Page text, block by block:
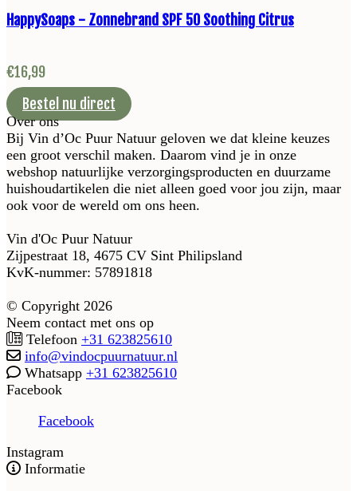
HappySoaps - Zonnebrand SPF 50 Soothing Citrus
€16,99
Bestel nu direct
Over ons
Bij Vin d’Oc Puur Natuur geloven we dat kleine keuzes
een groot verschil maken. Daarom vind je in onze
webshop natuurlijke verzorgingsproducten en duurzame
huishoudartikelen die niet alleen goed voor jou zijn, maar
ook voor de wereld om ons heen.
Vin d'Oc Puur Natuur
Zijpestraat 18, 4675 CV Sint Philipsland
KvK-nummer: 57891818
© Copyright 2026
Neem contact met ons op
Telefoon +31 623825610
info@vindocpuurnatuur.nl
Whatsapp +31 623825610
Facebook
Facebook
Instagram
Informatie